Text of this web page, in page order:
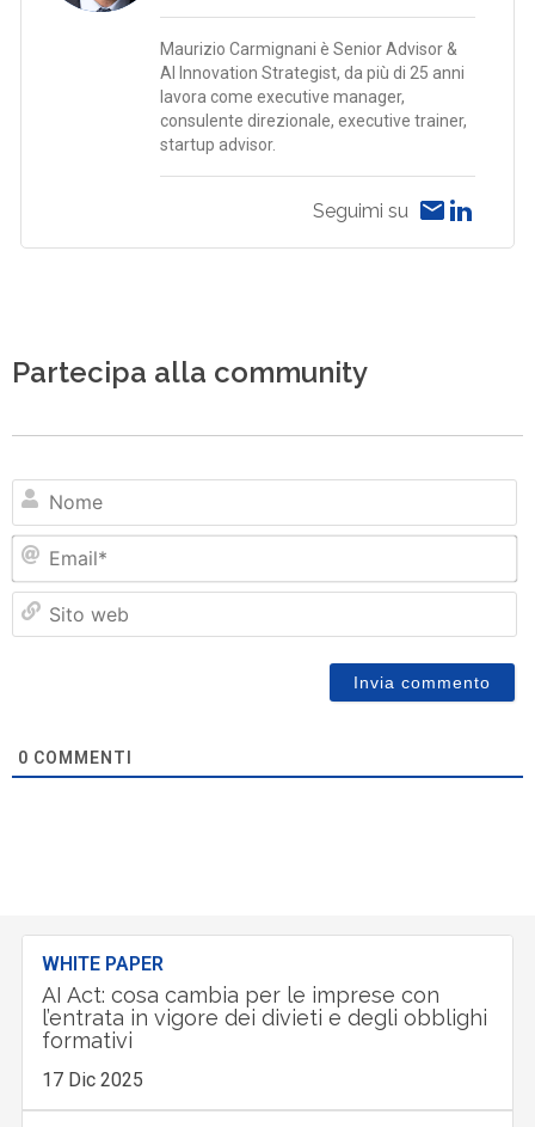
Maurizio Carmignani è Senior Advisor &
AI Innovation Strategist, da più di 25 anni
lavora come executive manager,
consulente direzionale, executive trainer,
startup advisor.
Seguimi su
Partecipa alla community
0 COMMENTI
WHITE PAPER
AI Act: cosa cambia per le imprese con
l’entrata in vigore dei divieti e degli obblighi
formativi
17 Dic 2025